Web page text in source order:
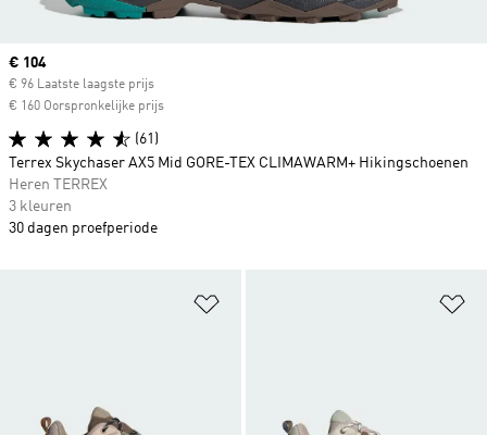
Current price
€ 104
€ 96 Laatste laagste prijs
€ 160 Oorspronkelijke prijs
(61)
Terrex Skychaser AX5 Mid GORE-TEX CLIMAWARM+ Hikingschoenen
Heren TERREX
3 kleuren
30 dagen proefperiode